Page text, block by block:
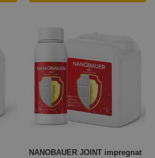
NANOBAUER JOINT impregnat